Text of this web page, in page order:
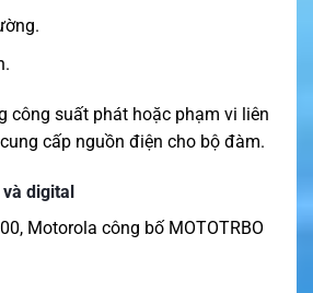
công suất phát hoặc phạm vi liên
cấp nguồn điện cho bộ đàm.
digital
Motorola công bố MOTOTRBO